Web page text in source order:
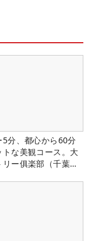
5分、都心から60分
トな美観コース。大
リー俱楽部（千葉